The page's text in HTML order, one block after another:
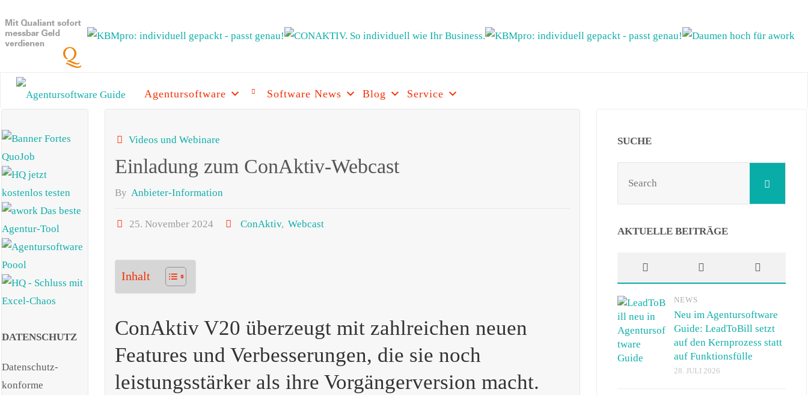
to
content
AGENTURSOFTWARE
Die beste
2025 mit
aktuellen News
und vielen
Informationen
Agentursoftware Software News Blog Service
Videos und Webinare
Einladung zum ConAktiv-Webcast
By Anbieter-Information
25. November 2024 ConAktiv, Webcast
Inhalt
ConAktiv V20 überzeugt mit zahlreichen neuen
Features und Verbesserungen, die sie noch
leistungsstärker als ihre Vorgängerversion macht.
DATENSCHUTZ
Datenschutz-
konforme
SUCHE
Search
AKTUELLE BEITRÄGE
NEWS
Neu im Agentursoftware
Guide: LeadToBill setzt
auf den Kernprozess statt
auf Funktionsfülle
28. JULI 2026